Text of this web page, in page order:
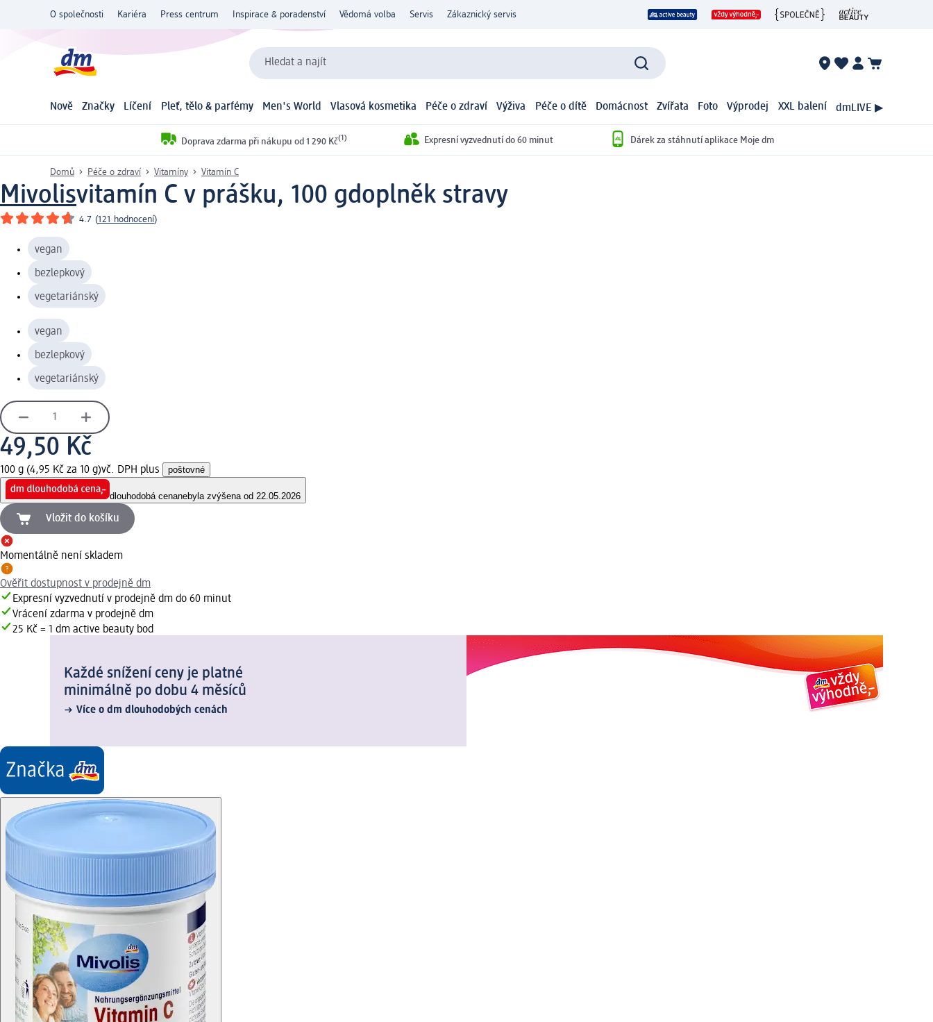
O společnosti Kariéra Press centrum Inspirace & poradenství Vědomá volba Servis Zákaznický servis
Hledat a najít
Nově Značky Líčení Pleť, tělo & parfémy Men's World Vlasová kosmetika Péče o zdraví Výživa Péče o dítě Domácnost Zvířata Foto Výprodej XXL balení dmLIVE ▶
Doprava zdarma při nákupu od 1 290 Kč(1) Expresní vyzvednutí do 60 minut Dárek za stáhnutí aplikace Moje dm
Domů Péče o zdraví Vitamíny Vitamín C
Mivolisvitamín C v prášku, 100 gdoplněk stravy
4.7 (121 hodnocení)
vegan
bezlepkový
vegetariánský
vegan
bezlepkový
vegetariánský
49,50 Kč
100 g (4,95 Kč za 10 g)vč. DPH plus poštovné
dlouhodobá cenanebyla zvýšena od 22.05.2026
Vložit do košíku
Momentálně není skladem
Ověřit dostupnost v prodejně dm
Expresní vyzvednutí v prodejně dm do 60 minut
Vrácení zdarma v prodejně dm
25 Kč = 1 dm active beauty bod
Každé snížení ceny je platné
minimálně po dobu 4 měsíců
Více o dm dlouhodobých cenách